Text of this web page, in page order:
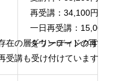
在の層をリーディングする
受講も受け付けています
再受講：34,100円（
一日再受講：15,000
ダウンロードの再受